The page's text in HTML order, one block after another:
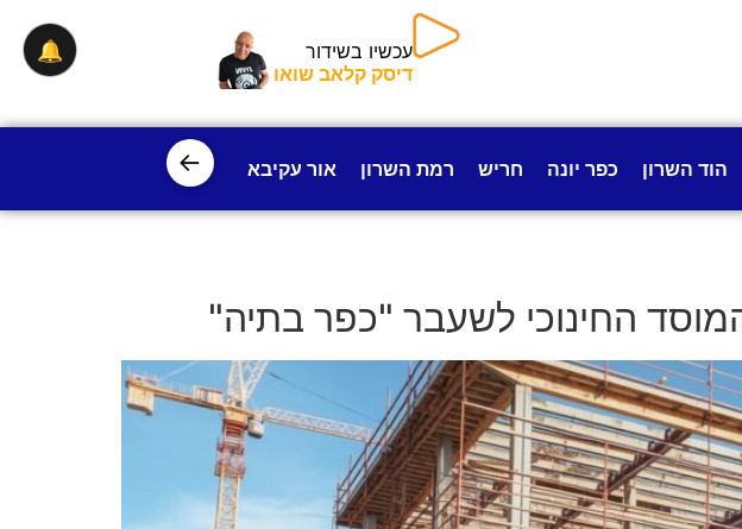
עכשיו בשידור
דיסק קלאב שואו
הוד השרון כפר יונה חריש רמת השרון אור עקיבא פרדס חנה
←
החינוכי לשעבר "כפר בתיה"
🔔